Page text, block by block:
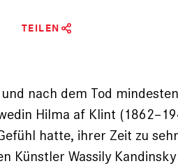
TEILEN
nach dem Tod
Hilma af Klint
hatte, ihrer Zeit zu
Künstler Wassily